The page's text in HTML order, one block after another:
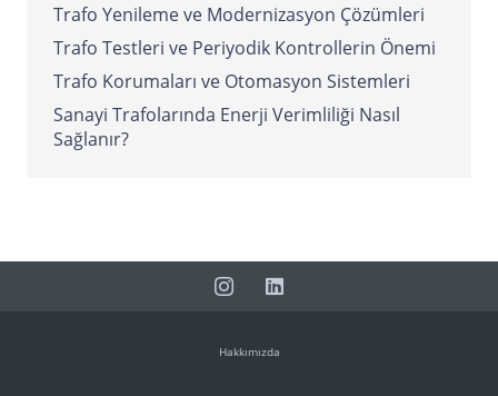
Trafo Yenileme ve Modernizasyon Çözümleri
Trafo Testleri ve Periyodik Kontrollerin Önemi
Trafo Korumaları ve Otomasyon Sistemleri
Sanayi Trafolarında Enerji Verimliliği Nasıl
Sağlanır?
Hakkımızda